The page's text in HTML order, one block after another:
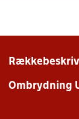
Ombrydning